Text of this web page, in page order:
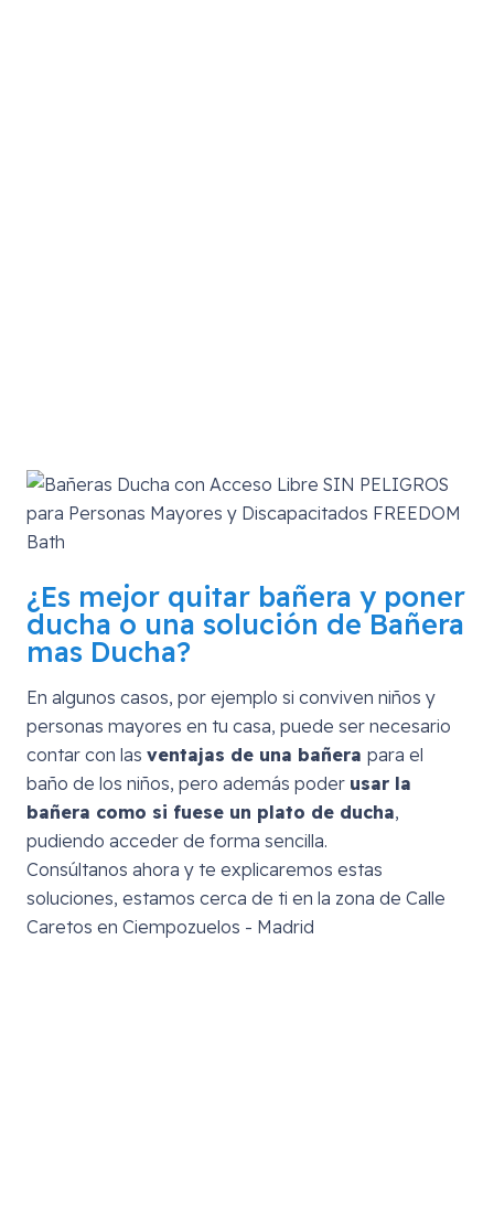
¿Es mejor quitar bañera y poner
ducha o una solución de Bañera
mas Ducha?
En algunos casos, por ejemplo si conviven niños y
personas mayores en tu casa, puede ser necesario
contar con las ventajas de una bañera para el
baño de los niños, pero además poder usar la
bañera como si fuese un plato de ducha,
pudiendo acceder de forma sencilla.
Consúltanos ahora y te explicaremos estas
soluciones, estamos cerca de ti en la zona de Calle
Caretos en Ciempozuelos - Madrid